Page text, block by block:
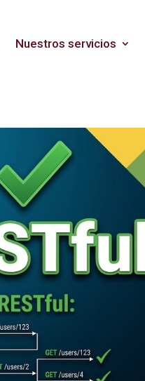
Nuestros servicios